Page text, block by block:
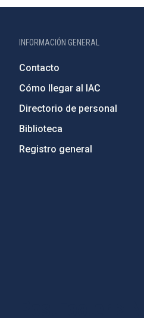
INFORMACIÓN GENERAL
Contacto
Cómo llegar al IAC
Directorio de personal
Biblioteca
Registro general